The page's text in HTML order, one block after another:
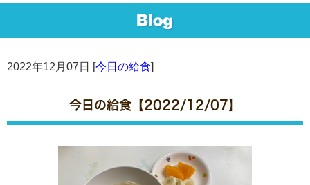
2022年12月07日 [今日の給食]
今日の給食【2022/12/07】